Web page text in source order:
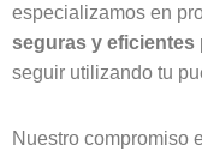
especializamos en
seguras y eficientes
seguir utilizando tu
Nuestro compromiso